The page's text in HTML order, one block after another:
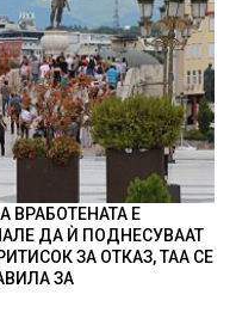
ВРАБОТЕНАТА Е
ДА Ѝ ПОДНЕСУВААТ
ЗА ОТКАЗ, ТАА СЕ
ЗА